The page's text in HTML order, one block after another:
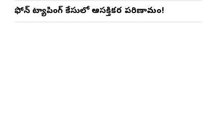
ఫోన్ ట్యాపింగ్ కేసులో ఆసక్తికర పరిణామం!